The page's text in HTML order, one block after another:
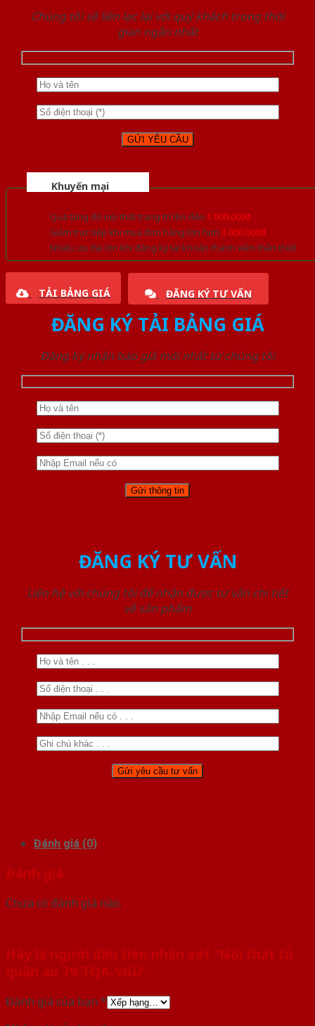
Chúng tôi sẽ liên lạc lại với quý khách trong thời
gian ngắn nhất
Khuyến mại
Quà tặng đồ nội thất trang trí lên đến 1.000.000đ
Giảm trực tiếp khi mua đơn hàng lớn hơn 3.000.000đ
Nhiều ưu đãi lớn khi đăng ký tài khoản thành viên thân thiết
TẢI BẢNG GIÁ ĐĂNG KÝ TƯ VẤN
ĐĂNG KÝ TẢI BẢNG GIÁ
Đăng ký nhận báo giá mới nhất từ chúng tôi
ĐĂNG KÝ TƯ VẤN
Liên hệ với chúng tôi để nhận được tư vấn chi tiết
về sản phẩm
Đánh giá (0)
Đánh giá
Chưa có đánh giá nào.
Hãy là người đầu tiên nhận xét “Nội thất tủ
quần áo 79-TQA-SGD”
Đánh giá của bạn *